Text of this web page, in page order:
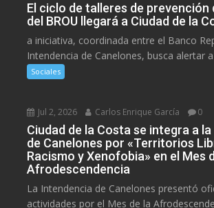
El ciclo de talleres de prevención
del BROU llegará a Ciudad de la
a iniciativa, coordinada entre el Banco
Intendencia de Canelones, busca alertar a
Sociales
Jul 2, 2026 Carlos Enrique García 0
Ciudad de la Costa se integra a
de Canelones por «Territorios
Racismo y Xenofobia» en el Mes
Afrodescendencia
La Intendencia de Canelones presentó
actividades por el Mes de la